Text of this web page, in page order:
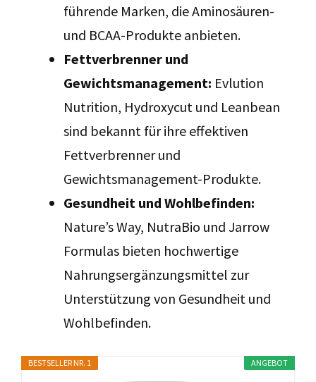
führende Marken, die Aminosäuren-
und BCAA-Produkte anbieten.
Fettverbrenner und
Gewichtsmanagement: Evlution
Nutrition, Hydroxycut und Leanbean
sind bekannt für ihre effektiven
Fettverbrenner und
Gewichtsmanagement-Produkte.
Gesundheit und Wohlbefinden:
Nature’s Way, NutraBio und Jarrow
Formulas bieten hochwertige
Nahrungsergänzungsmittel zur
Unterstützung von Gesundheit und
Wohlbefinden.
ANGEBOT
BESTSELLER NR. 1